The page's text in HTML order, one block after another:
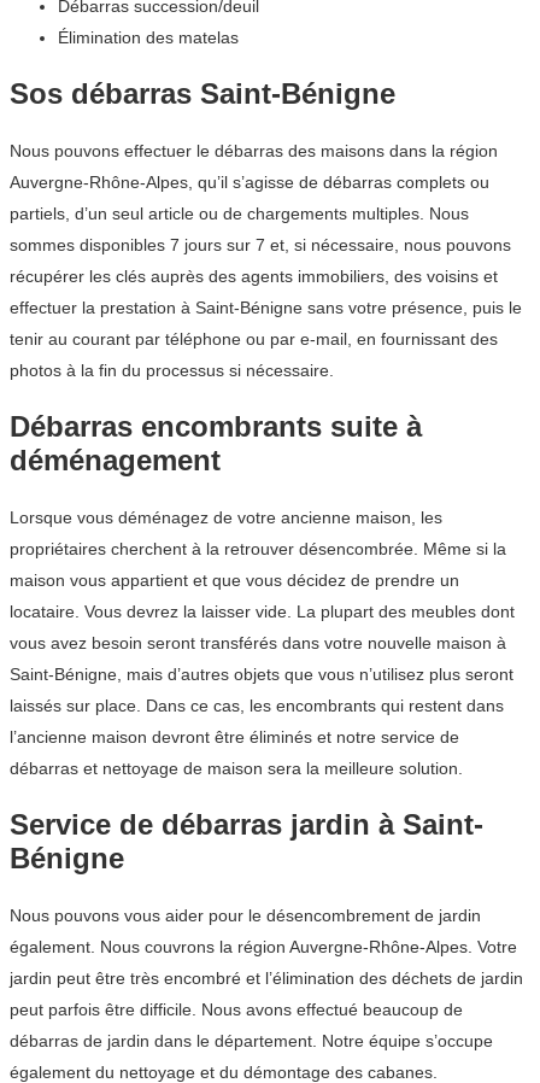
Débarras succession/deuil
Élimination des matelas
Sos débarras Saint-Bénigne
Nous pouvons effectuer le débarras des maisons dans la région
Auvergne-Rhône-Alpes, qu’il s’agisse de débarras complets ou
partiels, d’un seul article ou de chargements multiples. Nous
sommes disponibles 7 jours sur 7 et, si nécessaire, nous pouvons
récupérer les clés auprès des agents immobiliers, des voisins et
effectuer la prestation à Saint-Bénigne sans votre présence, puis le
tenir au courant par téléphone ou par e-mail, en fournissant des
photos à la fin du processus si nécessaire.
Débarras encombrants suite à
déménagement
Lorsque vous déménagez de votre ancienne maison, les
propriétaires cherchent à la retrouver désencombrée. Même si la
maison vous appartient et que vous décidez de prendre un
locataire. Vous devrez la laisser vide. La plupart des meubles dont
vous avez besoin seront transférés dans votre nouvelle maison à
Saint-Bénigne, mais d’autres objets que vous n’utilisez plus seront
laissés sur place. Dans ce cas, les encombrants qui restent dans
l’ancienne maison devront être éliminés et notre service de
débarras et nettoyage de maison sera la meilleure solution.
Service de débarras jardin à Saint-
Bénigne
Nous pouvons vous aider pour le désencombrement de jardin
également. Nous couvrons la région Auvergne-Rhône-Alpes. Votre
jardin peut être très encombré et l’élimination des déchets de jardin
peut parfois être difficile. Nous avons effectué beaucoup de
débarras de jardin dans le département. Notre équipe s’occupe
également du nettoyage et du démontage des cabanes.